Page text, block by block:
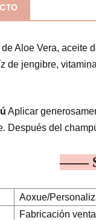
Aloe Vera,
de jengibre,
Aplicar
Después del
——
Aoxue/
Fabricación